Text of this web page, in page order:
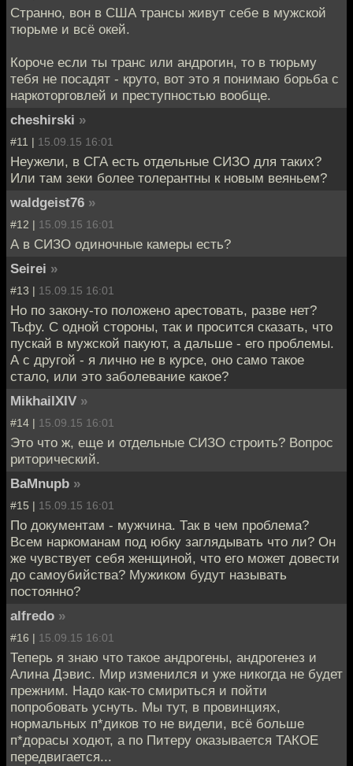
Странно, вон в США трансы живут себе в мужской
тюрьме и всё окей.
Короче если ты транс или андрогин, то в тюрьму
тебя не посадят - круто, вот это я понимаю борьба с
наркоторговлей и преступностью вообще.
cheshirski »
#11 | 15.09.15 16:01
Неужели, в СГА есть отдельные СИЗО для таких?
Или там зеки более толерантны к новым веяньем?
waldgeist76 »
#12 | 15.09.15 16:01
А в СИЗО одиночные камеры есть?
Seirei »
#13 | 15.09.15 16:01
Но по закону-то положено арестовать, разве нет?
Тьфу. С одной стороны, так и просится сказать, что
пускай в мужской пакуют, а дальше - его проблемы.
А с другой - я лично не в курсе, оно само такое
стало, или это заболевание какое?
MikhailXIV »
#14 | 15.09.15 16:01
Это что ж, еще и отдельные СИЗО строить? Вопрос
риторический.
BaMnupb »
#15 | 15.09.15 16:01
По документам - мужчина. Так в чем проблема?
Всем наркоманам под юбку заглядывать что ли? Он
же чувствует себя женщиной, что его может довести
до самоубийства? Мужиком будут называть
постоянно?
alfredo »
#16 | 15.09.15 16:01
Теперь я знаю что такое андрогены, андрогенез и
Алина Дэвис. Мир изменился и уже никогда не будет
прежним. Надо как-то смириться и пойти
попробовать уснуть. Мы тут, в провинциях,
нормальных п*диков то не видели, всё больше
п*дорасы ходют, а по Питеру оказывается ТАКОЕ
передвигается...